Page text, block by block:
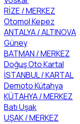
RİZE / MERKEZ
Otomol Kepez
ANTALYA / ALTINOVA
Güney
BATMAN / MERKEZ
Doğuş Oto Kartal
İSTANBUL / KARTAL
Demoto Kütahya
KÜTAHYA / MERKEZ
Batı Uşak
UŞAK / MERKEZ